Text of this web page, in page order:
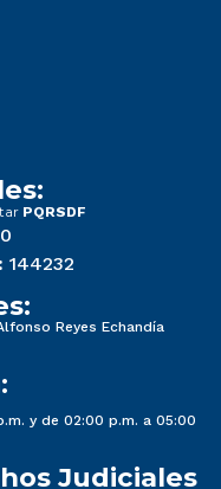
PQRSDF
144232
Reyes Echandía
y de 02:00 p.m. a 05:00
Judiciales